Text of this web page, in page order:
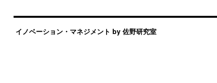
イノベーション・マネジメント by 佐野研究室